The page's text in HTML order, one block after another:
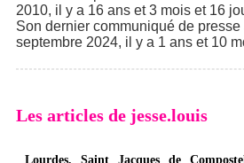
2010, il y a 16 ans et 3 mois et 16
Son dernier communiqué de
septembre 2024, il y a 1 ans et 10
Les articles de jesse.louis
Lourdes, Saint Jacques de